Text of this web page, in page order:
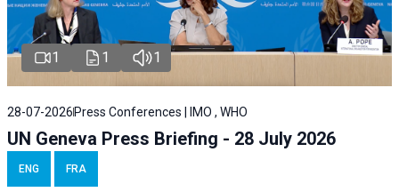
1 1 1
28-07-2026Press Conferences | IMO , WHO
UN Geneva Press Briefing - 28 July 2026
ENG FRA